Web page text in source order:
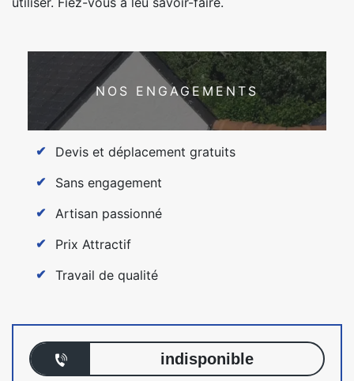
NOS ENGAGEMENTS
Devis et déplacement gratuits
Sans engagement
Artisan passionné
Prix Attractif
Travail de qualité
indisponible